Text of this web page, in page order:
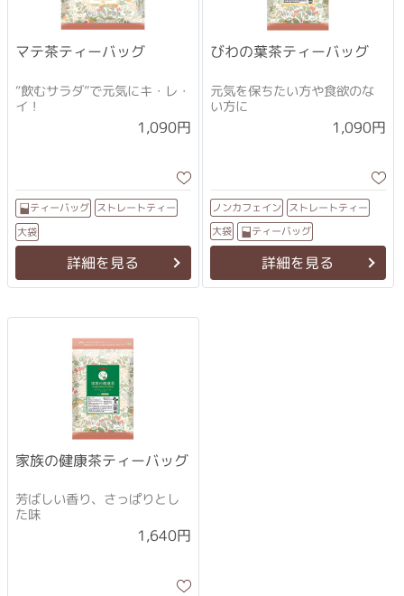
マテ茶ティーバッグ
“飲むサラダ”で元気にキ・レ・
イ！
1,090円
ティーバッグ ストレートティー
大袋
詳細を見る
びわの葉茶ティーバッグ
元気を保ちたい方や食欲のな
い方に
1,090円
ノンカフェイン ストレートティー
大袋 ティーバッグ
詳細を見る
家族の健康茶ティーバッグ
芳ばしい香り、さっぱりとし
た味
1,640円